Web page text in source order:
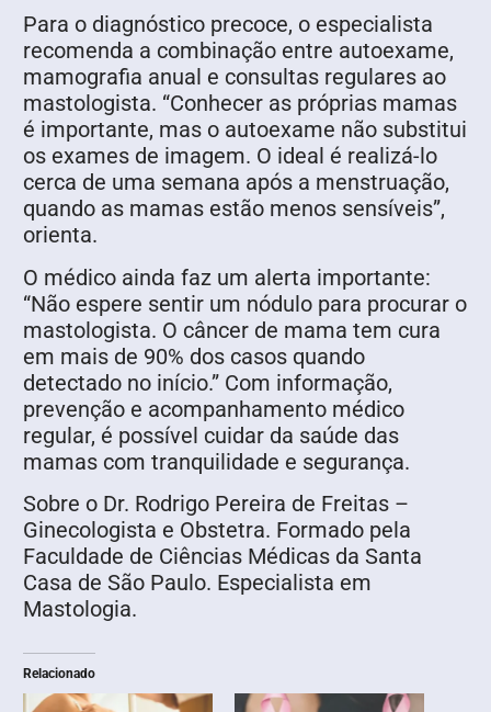
Para o diagnóstico precoce, o especialista
recomenda a combinação entre autoexame,
mamografia anual e consultas regulares ao
mastologista. “Conhecer as próprias mamas
é importante, mas o autoexame não substitui
os exames de imagem. O ideal é realizá-lo
cerca de uma semana após a menstruação,
quando as mamas estão menos sensíveis”,
orienta.
O médico ainda faz um alerta importante:
“Não espere sentir um nódulo para procurar o
mastologista. O câncer de mama tem cura
em mais de 90% dos casos quando
detectado no início.” Com informação,
prevenção e acompanhamento médico
regular, é possível cuidar da saúde das
mamas com tranquilidade e segurança.
Sobre o Dr. Rodrigo Pereira de Freitas –
Ginecologista e Obstetra. Formado pela
Faculdade de Ciências Médicas da Santa
Casa de São Paulo. Especialista em
Mastologia.
Relacionado